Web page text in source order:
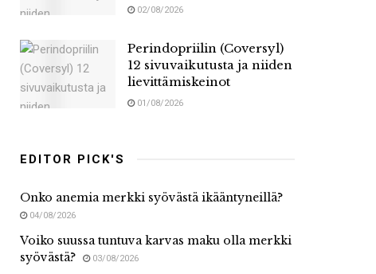
02/08/2026
Perindopriilin (Coversyl)
12 sivuvaikutusta ja niiden
lievittämiskeinot
01/08/2026
EDITOR PICK'S
Onko anemia merkki syövästä ikääntyneillä?
04/08/2026
Voiko suussa tuntuva karvas maku olla merkki
syövästä?
03/08/2026